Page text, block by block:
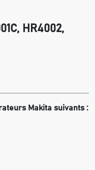
HR4002,
Makita suivants :